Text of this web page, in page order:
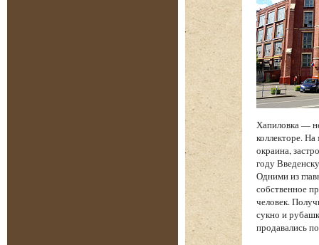
Хапиловка —
коллекторе.
окраина,
году
Одними из
собственное
человек.
сукно и
продавались